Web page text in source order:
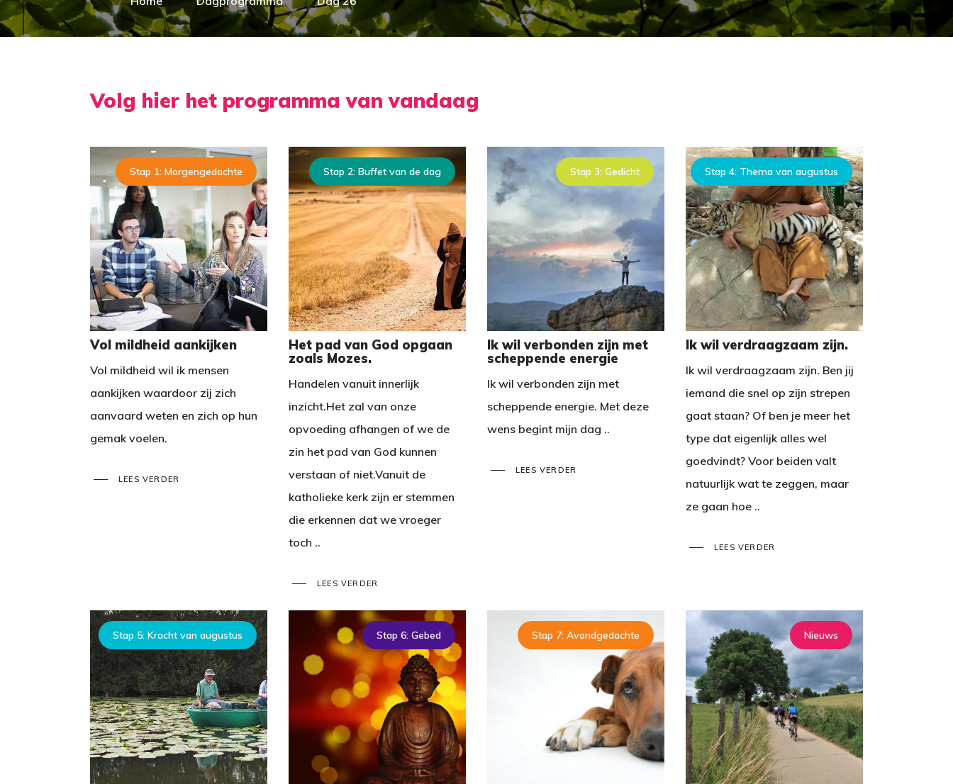
Volg hier het programma van vandaag
Stap 1: Morgengedachte
Vol mildheid aankijken
Vol mildheid wil ik mensen
aankijken waardoor zij zich
aanvaard weten en zich op hun
gemak voelen.
LEES VERDER
Stap 2: Buffet van de dag
Het pad van God opgaan
zoals Mozes.
Handelen vanuit innerlijk
inzicht.Het zal van onze
opvoeding afhangen of we de
zin het pad van God kunnen
verstaan of niet.Vanuit de
katholieke kerk zijn er stemmen
die erkennen dat we vroeger
toch ..
LEES VERDER
Stap 3: Gedicht
Ik wil verbonden zijn met
scheppende energie
Ik wil verbonden zijn met
scheppende energie. Met deze
wens begint mijn dag ..
LEES VERDER
Stap 4: Thema van augustus
Ik wil verdraagzaam zijn.
Ik wil verdraagzaam zijn. Ben jij
iemand die snel op zijn strepen
gaat staan? Of ben je meer het
type dat eigenlijk alles wel
goedvindt? Voor beiden valt
natuurlijk wat te zeggen, maar
ze gaan hoe ..
LEES VERDER
Stap 5: Kracht van augustus Stap 6: Gebed Stap 7: Avondgedachte Nieuws